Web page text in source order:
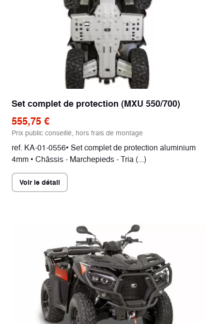
Set complet de protection (MXU 550/700)
555,75 €
Prix public conseillé, hors frais de montage
ref. KA-01-0556• Set complet de protection aluminium
4mm • Châssis - Marchepieds - Tria (...)
Voir le détail